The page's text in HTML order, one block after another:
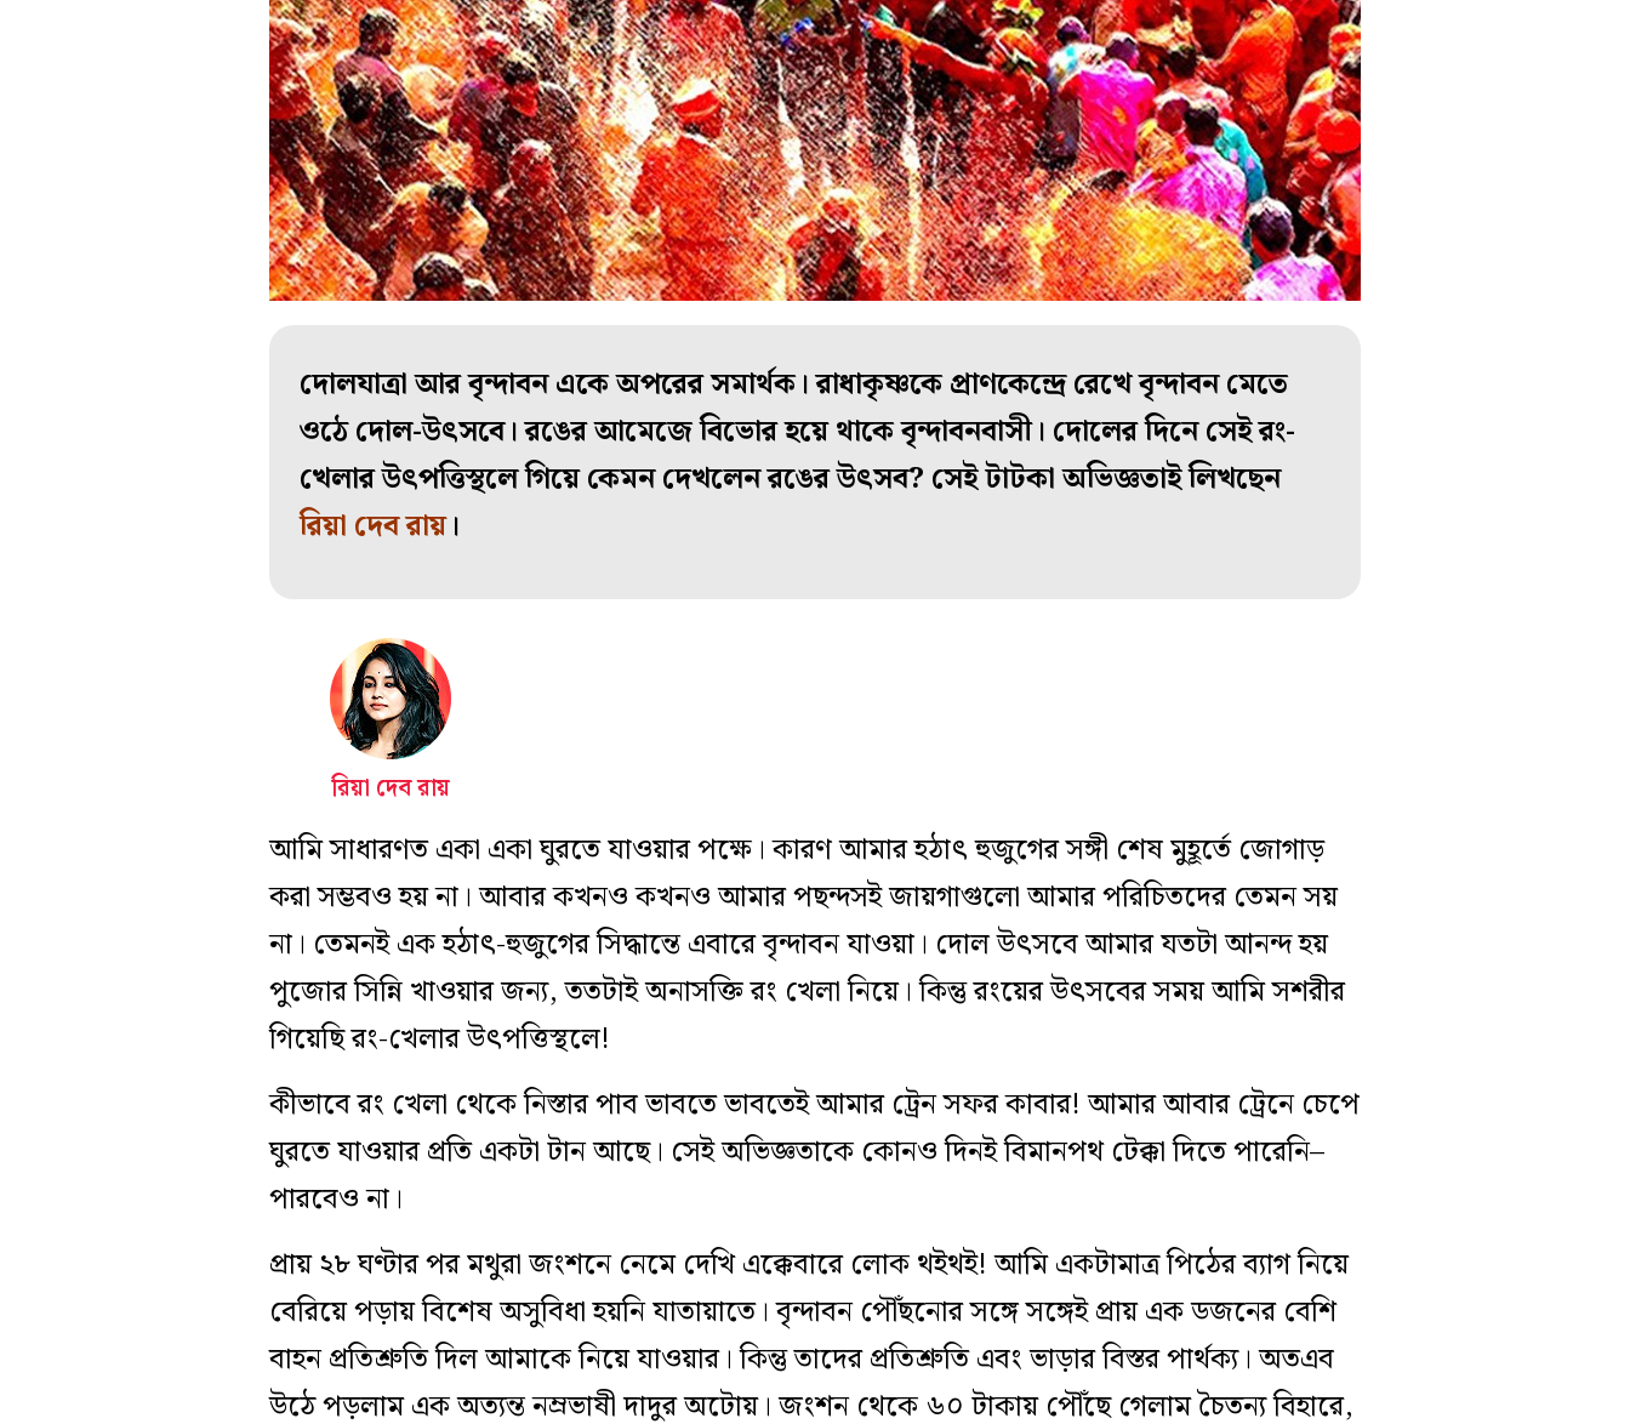
দোলযাত্রা আর বৃন্দাবন একে অপরের সমার্থক। রাধাকৃষ্ণকে প্রাণকেন্দ্রে রেখে বৃন্দাবন মেতে
ওঠে দোল-উৎসবে। রঙের আমেজে বিভোর হয়ে থাকে বৃন্দাবনবাসী। দোলের দিনে সেই রং-
খেলার উৎপত্তিস্থলে গিয়ে কেমন দেখলেন রঙের উৎসব? সেই টাটকা অভিজ্ঞতাই লিখছেন
রিয়া দেব রায়।
রিয়া দেব রায়
আমি সাধারণত একা একা ঘুরতে যাওয়ার পক্ষে। কারণ আমার হঠাৎ হুজুগের সঙ্গী শেষ মুহূর্তে জোগাড়
করা সম্ভবও হয় না। আবার কখনও কখনও আমার পছন্দসই জায়গাগুলো আমার পরিচিতদের তেমন সয়
না। তেমনই এক হঠাৎ-হুজুগের সিদ্ধান্তে এবারে বৃন্দাবন যাওয়া। দোল উৎসবে আমার যতটা আনন্দ হয়
পুজোর সিন্নি খাওয়ার জন্য, ততটাই অনাসক্তি রং খেলা নিয়ে। কিন্তু রংয়ের উৎসবের সময় আমি সশরীর
গিয়েছি রং-খেলার উৎপত্তিস্থলে!
কীভাবে রং খেলা থেকে নিস্তার পাব ভাবতে ভাবতেই আমার ট্রেন সফর কাবার! আমার আবার ট্রেনে চেপে
ঘুরতে যাওয়ার প্রতি একটা টান আছে। সেই অভিজ্ঞতাকে কোনও দিনই বিমানপথ টেক্কা দিতে পারেনি–
পারবেও না।
প্রায় ২৮ ঘণ্টার পর মথুরা জংশনে নেমে দেখি এক্কেবারে লোক থইথই! আমি একটামাত্র পিঠের ব্যাগ নিয়ে
বেরিয়ে পড়ায় বিশেষ অসুবিধা হয়নি যাতায়াতে। বৃন্দাবন পৌঁছনোর সঙ্গে সঙ্গেই প্রায় এক ডজনের বেশি
বাহন প্রতিশ্রুতি দিল আমাকে নিয়ে যাওয়ার। কিন্তু তাদের প্রতিশ্রুতি এবং ভাড়ার বিস্তর পার্থক্য। অতএব
উঠে পড়লাম এক অত্যন্ত নম্রভাষী দাদুর অটোয়। জংশন থেকে ৬০ টাকায় পৌঁছে গেলাম চৈতন্য বিহারে,